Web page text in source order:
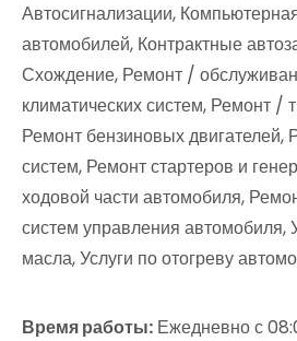
Автосигнализации,
автомобилей, Контрактные
Схождение, Ремонт /
климатических систем, Ремонт /
Ремонт бензиновых
систем, Ремонт стартеров и
ходовой части автомобиля,
систем управления автомобиля,
масла, Услуги по отогреву
Время работы: Ежедневно с